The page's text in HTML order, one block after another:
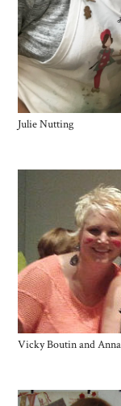
Julie Nutting
Vicky Boutin and